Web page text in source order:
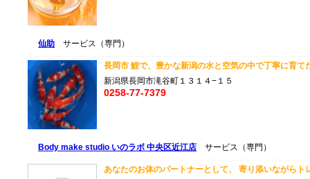
仙助 サービス（専門）
長岡市 鯉で、豊かな新潟の水と空気の中で丁寧に育て
新潟県長岡市滝谷町１３１４−１５
0258-77-7379
Body make studio いのラボ 中央区近江店 サービス（専門）
あなたのお体のパートナーとして、 寄り添いながらト